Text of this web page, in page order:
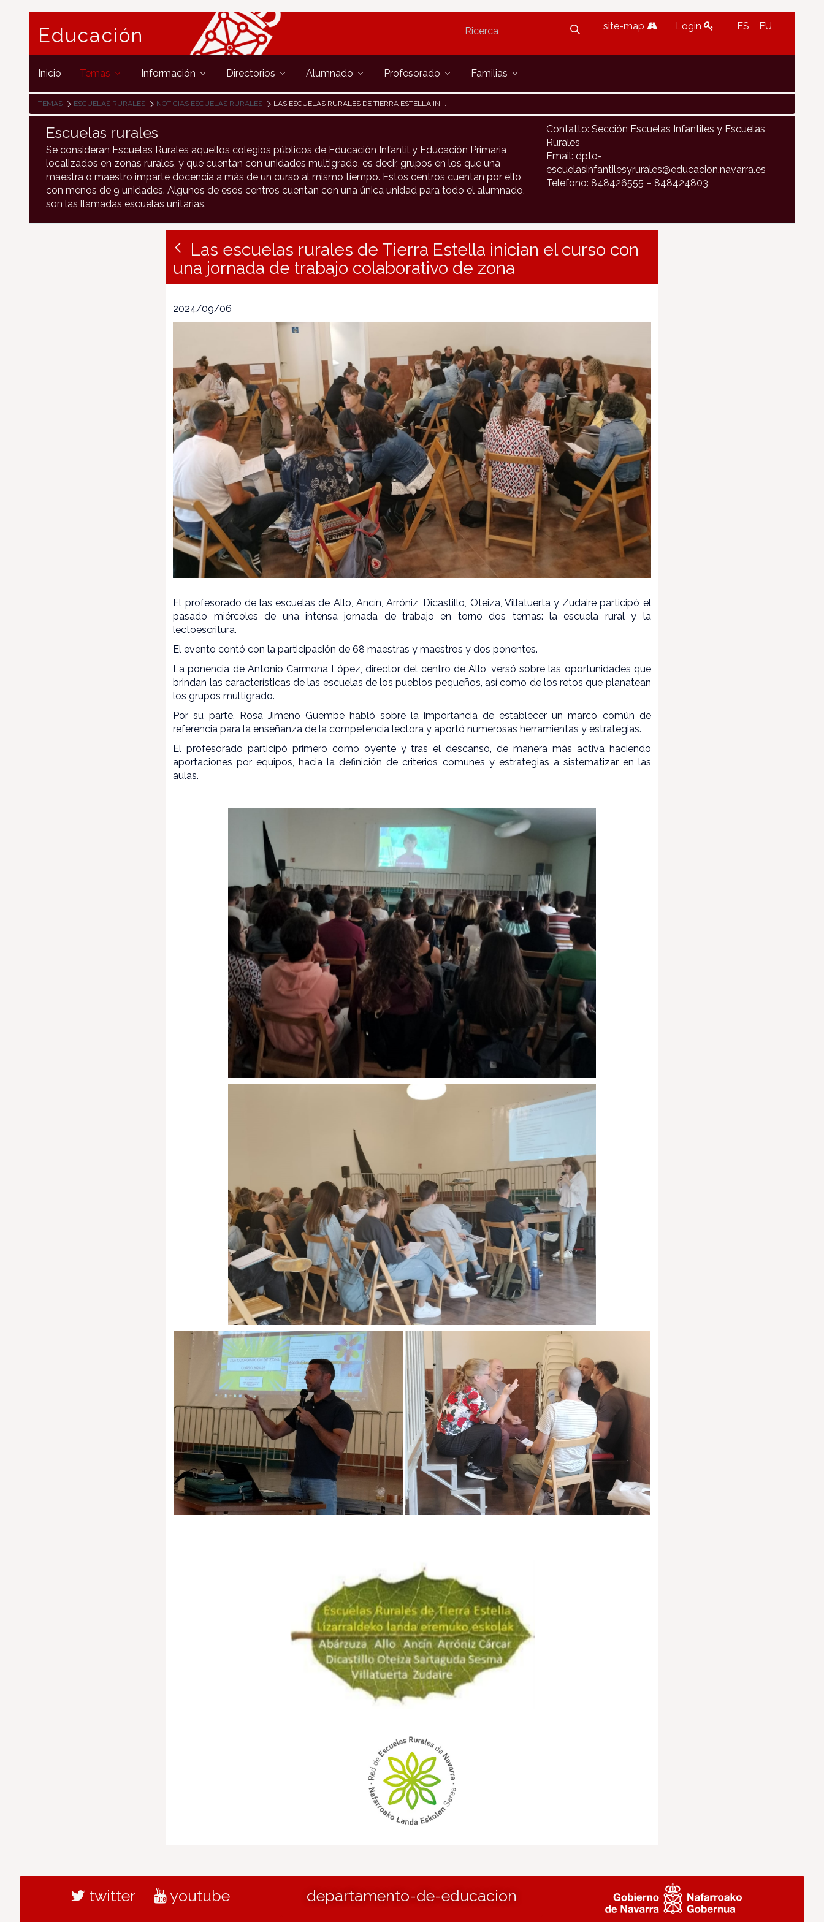
Educación site-map Login ES EU
Inicio Temas Información Directorios Alumnado Profesorado Familias
TEMAS ESCUELAS RURALES NOTICIAS ESCUELAS RURALES LAS ESCUELAS RURALES DE TIERRA ESTELLA INICIAN EL CURSO CON UNA JORNADA DE TRABAJO COLABORATIVO DE ZONA
Escuelas rurales
Se consideran Escuelas Rurales aquellos colegios públicos de Educación Infantil y Educación Primaria
localizados en zonas rurales, y que cuentan con unidades multigrado, es decir, grupos en los que una
maestra o maestro imparte docencia a más de un curso al mismo tiempo. Estos centros cuentan por ello
con menos de 9 unidades. Algunos de esos centros cuentan con una única unidad para todo el alumnado,
son las llamadas escuelas unitarias.
Contatto: Sección Escuelas Infantiles y Escuelas
Rurales
Email: dpto-
escuelasinfantilesyrurales@educacion.navarra.es
Telefono: 848426555 – 848424803
Las escuelas rurales de Tierra Estella inician el curso con
una jornada de trabajo colaborativo de zona
2024/09/06
El profesorado de las escuelas de Allo, Ancín, Arróniz, Dicastillo, Oteiza, Villatuerta y Zudaire participó el
pasado miércoles de una intensa jornada de trabajo en torno dos temas: la escuela rural y la
lectoescritura.
El evento contó con la participación de 68 maestras y maestros y dos ponentes.
La ponencia de Antonio Carmona López, director del centro de Allo, versó sobre las oportunidades que
brindan las características de las escuelas de los pueblos pequeños, así como de los retos que planatean
los grupos multigrado.
Por su parte, Rosa Jimeno Guembe habló sobre la importancia de establecer un marco común de
referencia para la enseñanza de la competencia lectora y aportó numerosas herramientas y estrategias.
El profesorado participó primero como oyente y tras el descanso, de manera más activa haciendo
aportaciones por equipos, hacia la definición de criterios comunes y estrategias a sistematizar en las
aulas.
twitter youtube departamento-de-educacion